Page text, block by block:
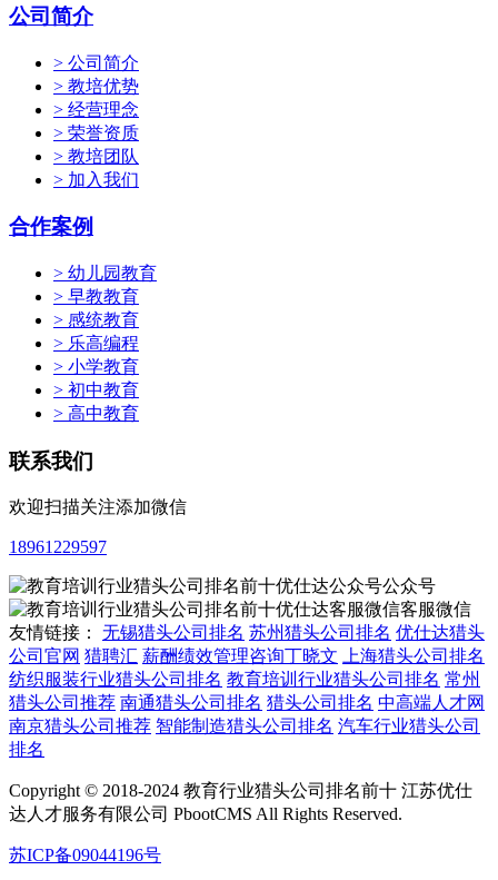
公司简介
> 公司简介
> 教培优势
> 经营理念
> 荣誉资质
> 教培团队
> 加入我们
合作案例
> 幼儿园教育
> 早教教育
> 感统教育
> 乐高编程
> 小学教育
> 初中教育
> 高中教育
联系我们
欢迎扫描关注添加微信
18961229597
公众号
客服微信
友情链接： 无锡猎头公司排名 苏州猎头公司排名 优仕达猎头
公司官网 猎聘汇 薪酬绩效管理咨询丁晓文 上海猎头公司排名
纺织服装行业猎头公司排名 教育培训行业猎头公司排名 常州
猎头公司推荐 南通猎头公司排名 猎头公司排名 中高端人才网
南京猎头公司推荐 智能制造猎头公司排名 汽车行业猎头公司
排名
Copyright © 2018-2024 教育行业猎头公司排名前十 江苏优仕
达人才服务有限公司 PbootCMS All Rights Reserved.
苏ICP备09044196号